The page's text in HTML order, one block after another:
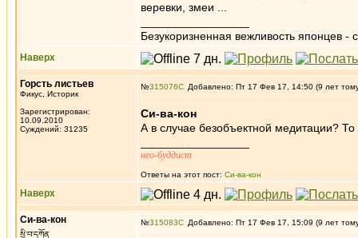
веревки, змеи ...
Безукоризненная вежливость японцев -
Наверх
Горсть листьев
Фикус, Историк
Зарегистрирован:
10.09.2010
Суждений: 31235
№315076 Добавлено: Пт 17 Фев 17, 14:50 (9 лет
Си-ва-кон
А в случае безобъектной медитации?
нео-буддист
Ответы на этот пост: Си-ва-кон
Наверх
Си-ва-кон
སྲི་བ་དཀོན
№315083 Добавлено: Пт 17 Фев 17, 15:09 (9 лет